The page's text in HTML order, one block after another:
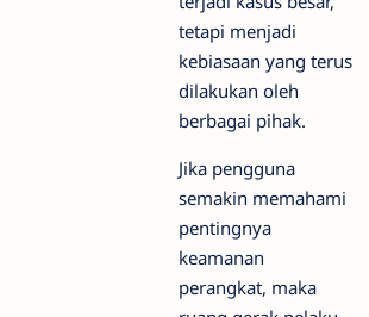
tetapi menjadi
kebiasaan yang terus
dilakukan oleh
berbagai pihak.
Jika pengguna
semakin memahami
pentingnya
keamanan
perangkat, maka